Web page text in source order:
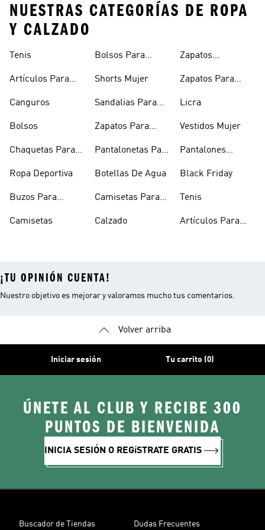
NUESTRAS CATEGORÍAS DE ROPA
Y CALZADO
Tenis
Artículos Para
Canguros
Bolsos
Chaquetas Para
Ropa Deportiva
Buzos Para
Camisetas
Bolsos Para
Shorts Mujer
Sandalias Para
Zapatos Para
Pantalonetas Para
Botellas De Agua
Camisetas Para
Calzado
Zapatos
Zapatos Para
Licra
Vestidos Mujer
Pantalones
Black Friday
Tenis
Artículos Para
¡TU OPINIÓN CUENTA!
Nuestro objetivo es mejorar y valoramos mucho tus comentarios.
Volver arriba
Iniciar sesión Tu carrito (0)
ÚNETE AL CLUB Y RECIBE 300
PUNTOS DE BIENVENIDA
INICIA SESIÓN O REGíSTRATE GRATIS
Buscador de Tiendas Dudas Frecuentes